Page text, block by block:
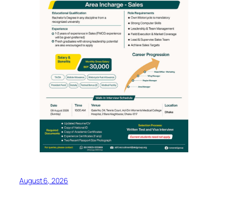
August 6, 2026